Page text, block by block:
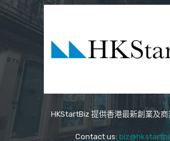
HKStartBiz 提供香港最新創業及商
Contact us: